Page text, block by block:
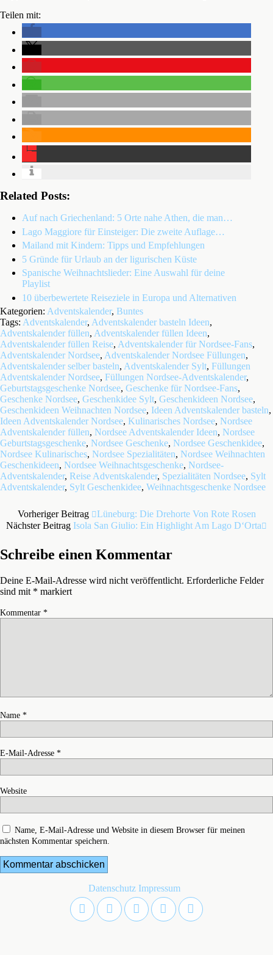
Teilen mit:
Related Posts:
Auf nach Griechenland: 5 Orte nahe Athen, die man…
Lago Maggiore für Einsteiger: Die zweite Auflage…
Mailand mit Kindern: Tipps und Empfehlungen
5 Gründe für Urlaub an der ligurischen Küste
Spanische Weihnachtslieder: Eine Auswahl für deine
Playlist
10 überbewertete Reiseziele in Europa und Alternativen
Kategorien: Adventskalender, Buntes
Tags: Adventskalender, Adventskalender basteln Ideen,
Adventskalender füllen, Adventskalender füllen Ideen,
Adventskalender füllen Reise, Adventskalender für Nordsee-Fans,
Adventskalender Nordsee, Adventskalender Nordsee Füllungen,
Adventskalender selber basteln, Adventskalender Sylt, Füllungen
Adventskalender Nordsee, Füllungen Nordsee-Adventskalender,
Geburtstagsgeschenke Nordsee, Geschenke für Nordsee-Fans,
Geschenke Nordsee, Geschenkidee Sylt, Geschenkideen Nordsee,
Geschenkideen Weihnachten Nordsee, Ideen Adventskalender basteln,
Ideen Adventskalender Nordsee, Kulinarisches Nordsee, Nordsee
Adventskalender füllen, Nordsee Adventskalender Ideen, Nordsee
Geburtstagsgeschenke, Nordsee Geschenke, Nordsee Geschenkidee,
Nordsee Kulinarisches, Nordsee Spezialitäten, Nordsee Weihnachten
Geschenkideen, Nordsee Weihnachtsgeschenke, Nordsee-
Adventskalender, Reise Adventskalender, Spezialitäten Nordsee, Sylt
Adventskalender, Sylt Geschenkidee, Weihnachtsgeschenke Nordsee
Vorheriger Beitrag
Lüneburg: Die Drehorte Von Rote Rosen
Nächster Beitrag Isola San Giulio: Ein Highlight Am Lago D‘Orta
Schreibe einen Kommentar
Deine E-Mail-Adresse wird nicht veröffentlicht. Erforderliche Felder
sind mit * markiert
Kommentar *
Name *
E-Mail-Adresse *
Website
Name, E-Mail-Adresse und Website in diesem Browser für meinen
nächsten Kommentar speichern.
Datenschutz Impressum